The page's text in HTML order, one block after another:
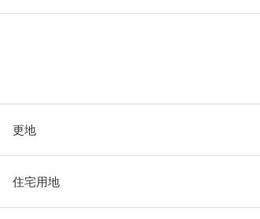
更地
住宅用地